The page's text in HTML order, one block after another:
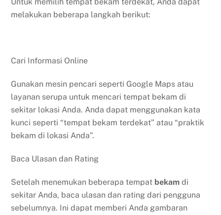
melakukan beberapa langkah berikut:
Cari Informasi Online
Gunakan mesin pencari seperti Google Maps atau
layanan serupa untuk mencari tempat bekam di
sekitar lokasi Anda. Anda dapat menggunakan kata
kunci seperti “tempat bekam terdekat” atau “praktik
bekam di lokasi Anda”.
Baca Ulasan dan Rating
Setelah menemukan beberapa tempat bekam di
sekitar Anda, baca ulasan dan rating dari pengguna
sebelumnya. Ini dapat memberi Anda gambaran